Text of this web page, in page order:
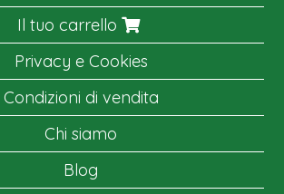
Il tuo carrello
Privacy e Cookies
Condizioni di vendita
Chi siamo
Blog